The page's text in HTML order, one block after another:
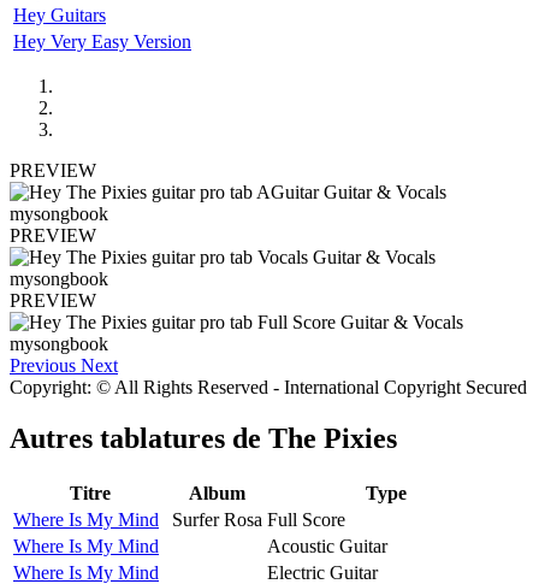
Hey Guitars
Hey Very Easy Version
PREVIEW
PREVIEW
PREVIEW
Previous Next
Copyright: © All Rights Reserved - International Copyright Secured
Autres tablatures de The Pixies
Titre Album
Type
Where Is My Mind
Surfer Rosa Full Score
Where Is My Mind
Acoustic Guitar
Where Is My Mind
Electric Guitar